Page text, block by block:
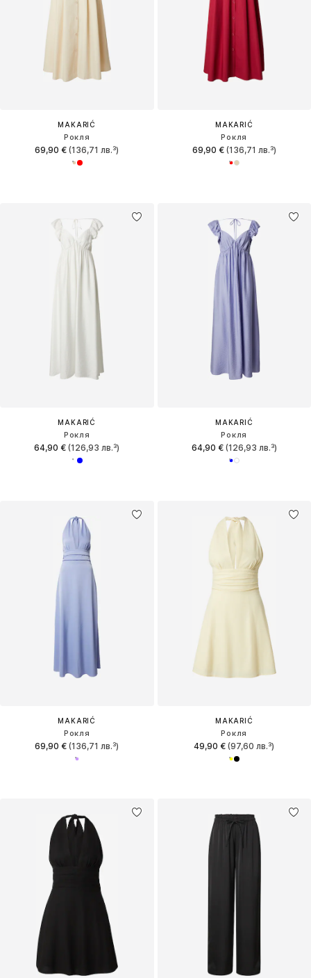
MAKARIĆ
Рокля
69,90 € (136,71 лв.³)
MAKARIĆ
Рокля
69,90 €(136,71 лв.³)
MAKARIĆ
Рокля
64,90 € (126,93 лв.³)
MAKARIĆ
Рокля
64,90 €(126,93 лв.³)
MAKARIĆ
Рокля
69,90 € (136,71 лв.³)
MAKARIĆ
Рокля
49,90 € (97,60 лв.³)